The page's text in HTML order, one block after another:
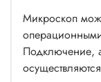
Микроскоп
Подключение,